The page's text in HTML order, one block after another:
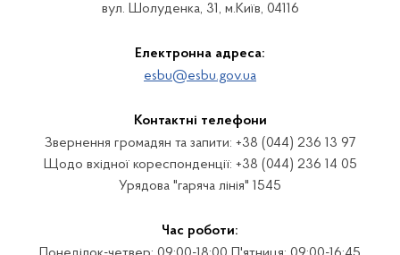
вул. Шолуденка, 31, м.Київ, 04116
Електронна адреса:
esbu@esbu.gov.ua
Контактні телефони
Звернення громадян та запити: +38 (044) 236 13 97
Щодо вхідної кореспонденції: +38 (044) 236 14 05
Урядова "гаряча лінія" 1545
Час роботи: